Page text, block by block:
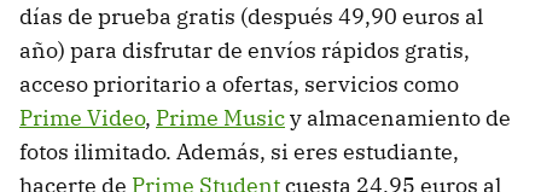
días de prueba gratis (después 49,90 euros al
año) para disfrutar de envíos rápidos gratis,
acceso prioritario a ofertas, servicios como
Prime Video, Prime Musicy almacenamiento de
fotos ilimitado. Además, si eres estudiante,
hacerte de Prime Studentcuesta 24,95 euros al